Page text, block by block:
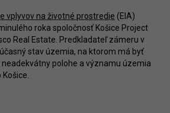
vplyvov na životné prostredie (EIA)
roka spoločnosť Košice Project
Real Estate. Predkladateľ zámeru v
stav územia, na ktorom má byť
neadekvátny polohe a významu územia